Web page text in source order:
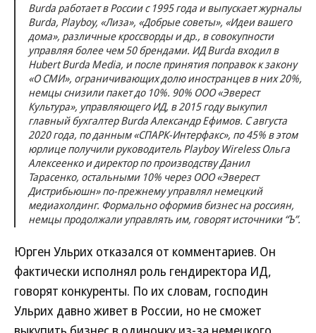
Burda работает в России с 1995 года и выпускает журналы
Burda, Playboy, «Лиза», «Добрые советы», «Идеи вашего
дома», различные кроссворды и др., в совокупности
управляя более чем 50 брендами. ИД Burda входил в
Hubert Burda Media, и после принятия поправок к закону
«О СМИ», ограничивающих долю иностранцев в них 20%,
немцы снизили пакет до 10%. 90% ООО «Эверест
Культура», управляющего ИД, в 2015 году выкупил
главный бухгалтер Burda Александр Ефимов. С августа
2020 года, по данным «СПАРК-Интерфакс», по 45% в этом
юрлице получили руководитель Playboy Wireless Ольга
Алексеенко и директор по производству Данил
Тарасенко, остальными 10% через ООО «Эверест
Дистрибьюшн» по-прежнему управлял немецкий
медиахолдинг. Формально оформив бизнес на россиян,
немцы продолжали управлять им, говорят источники “Ъ”.
Юрген Ульрих отказался от комментариев. Он
фактически исполнял роль гендиректора ИД,
говорят конкуренты. По их словам, господин
Ульрих давно живет в России, но не сможет